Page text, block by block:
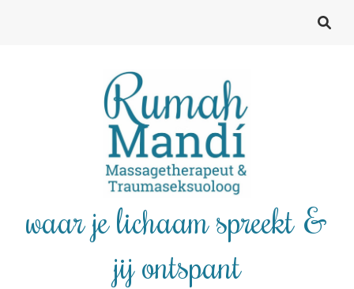
waar je lichaam spreekt &
jij ontspant